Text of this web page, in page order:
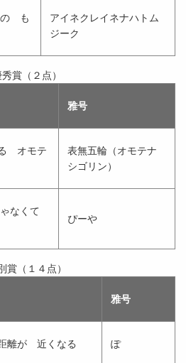
の も
アイネクレイネナハトム
ジーク
賞（２点）
雅号
オモテ
表無五輪（オモテナ
シゴリン）
なくて
ぴーや
賞（１４点）
雅号
離が 近くなる ぽ